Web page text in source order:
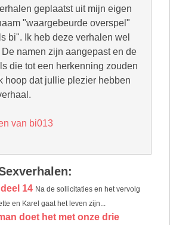
geplaatst uit mijn eigen
"waargebeurde overspel"
bi". Ik heb deze verhalen wel
namen zijn aangepast en de
die tot een herkenning zouden
hoop dat jullie plezier hebben
van bi013
14 Na de sollicitaties en het vervolg
en Karel gaat het leven zijn...
doet het met onze drie